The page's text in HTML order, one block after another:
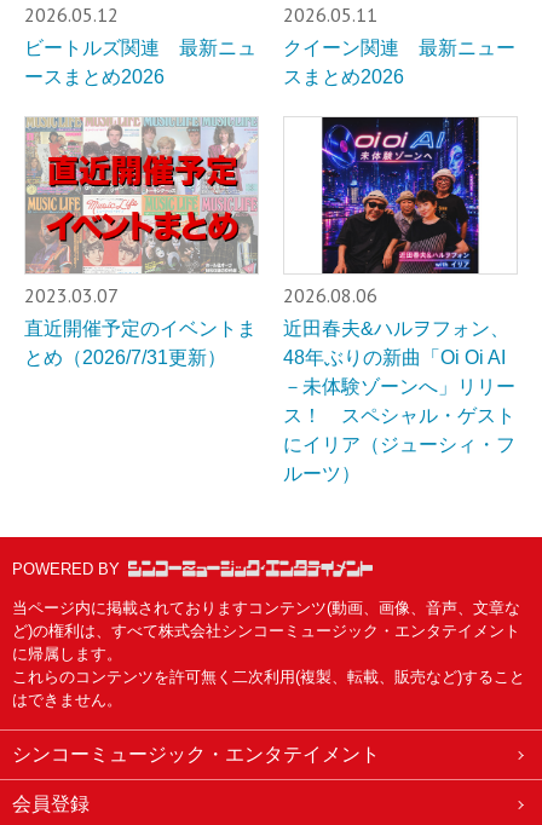
2026.05.12
ビートルズ関連 最新ニュ
ースまとめ2026
2026.05.11
クイーン関連 最新ニュー
スまとめ2026
2023.03.07
直近開催予定のイベントま
とめ（2026/7/31更新）
2026.08.06
近田春夫&ハルヲフォン、
48年ぶりの新曲「Oi Oi AI
－未体験ゾーンへ」リリー
ス！ スペシャル・ゲスト
にイリア（ジューシィ・フ
ルーツ）
POWERED BY
当ページ内に掲載されておりますコンテンツ(動画、画像、音声、文章な
ど)の権利は、すべて株式会社シンコーミュージック・エンタテイメント
に帰属します。
これらのコンテンツを許可無く二次利用(複製、転載、販売など)すること
はできません。
シンコーミュージック・エンタテイメント
会員登録